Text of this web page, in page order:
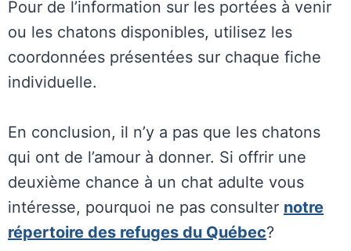
Pour de l’information sur les portées à venir
ou les chatons disponibles, utilisez les
coordonnées présentées sur chaque fiche
individuelle.
En conclusion, il n’y a pas que les chatons
qui ont de l’amour à donner. Si offrir une
deuxième chance à un chat adulte vous
intéresse, pourquoi ne pas consulter notre
répertoire des refuges du Québec?